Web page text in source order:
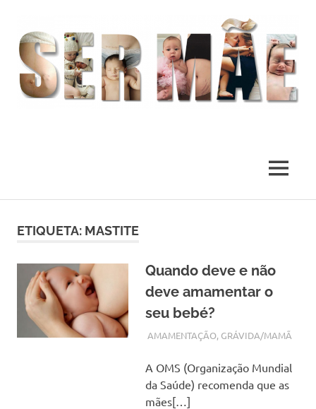
MENU
ETIQUETA: MASTITE
Quando deve e não
deve amamentar o
seu bebé?
OUTUBRO 15, 2017
ADMIN
AMAMENTAÇÃO, GRÁVIDA/MAMÃ
A OMS (Organização Mundial
da Saúde) recomenda que as
mães[…]